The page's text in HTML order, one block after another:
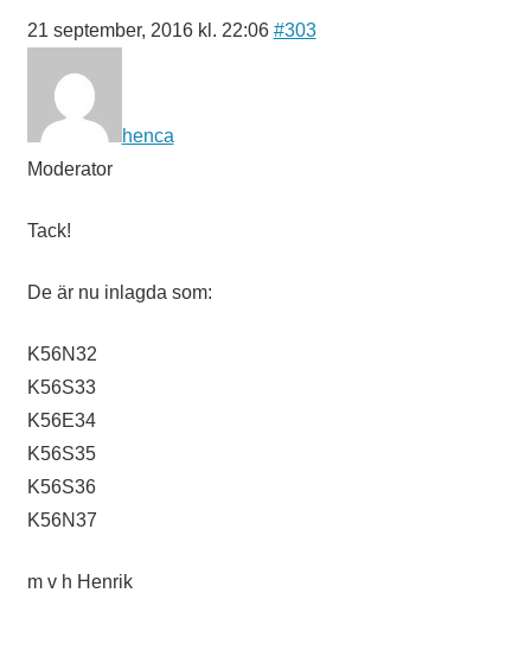
21 september, 2016 kl. 22:06 #303
henca
Moderator
Tack!
De är nu inlagda som:
K56N32
K56S33
K56E34
K56S35
K56S36
K56N37
m v h Henrik